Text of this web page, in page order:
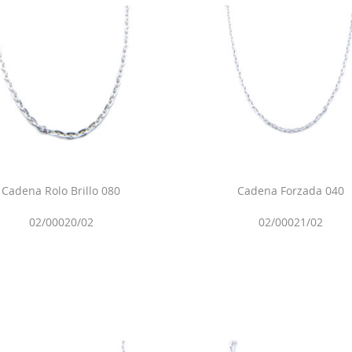
Cadena Rolo Brillo 080
02/00020/02
Cadena Forzada 040
02/00021/02